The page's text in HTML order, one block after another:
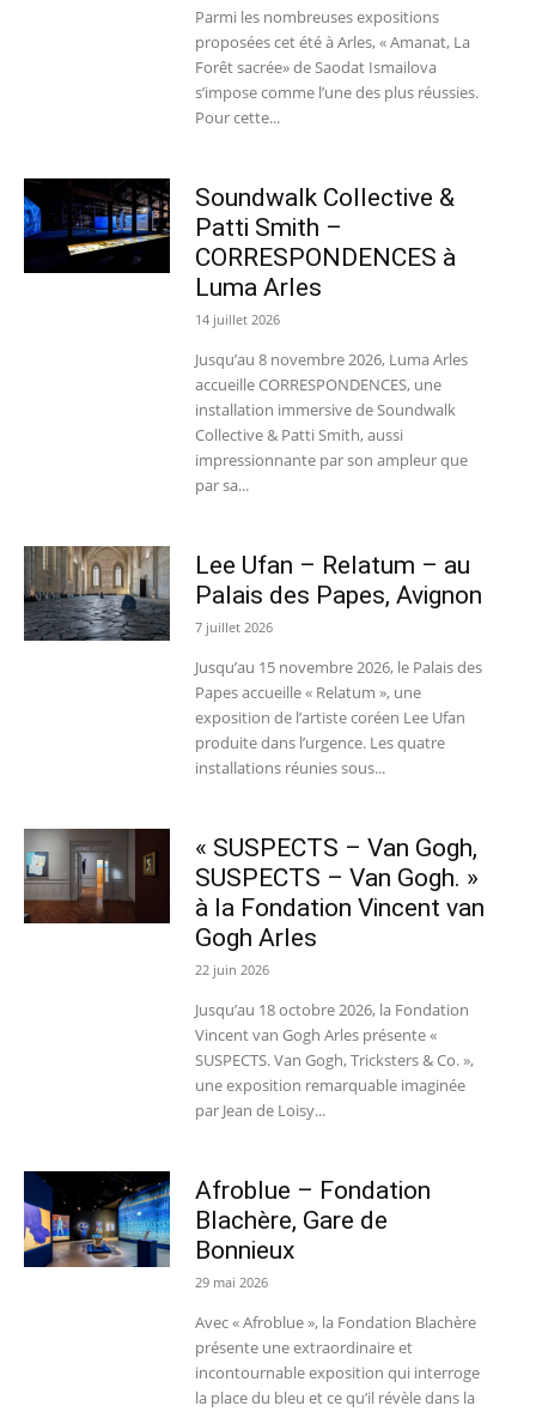
Parmi les nombreuses expositions
proposées cet été à Arles, « Amanat, La
Forêt sacrée» de Saodat Ismailova
s’impose comme l’une des plus réussies.
Pour cette...
Soundwalk Collective &
Patti Smith –
CORRESPONDENCES à
Luma Arles
14 juillet 2026
Jusqu’au 8 novembre 2026, Luma Arles
accueille CORRESPONDENCES, une
installation immersive de Soundwalk
Collective & Patti Smith, aussi
impressionnante par son ampleur que
par sa...
Lee Ufan – Relatum – au
Palais des Papes, Avignon
7 juillet 2026
Jusqu’au 15 novembre 2026, le Palais des
Papes accueille « Relatum », une
exposition de l’artiste coréen Lee Ufan
produite dans l’urgence. Les quatre
installations réunies sous...
« SUSPECTS – Van Gogh,
SUSPECTS – Van Gogh. »
à la Fondation Vincent van
Gogh Arles
22 juin 2026
Jusqu’au 18 octobre 2026, la Fondation
Vincent van Gogh Arles présente «
SUSPECTS. Van Gogh, Tricksters & Co. »,
une exposition remarquable imaginée
par Jean de Loisy...
Afroblue – Fondation
Blachère, Gare de
Bonnieux
29 mai 2026
Avec « Afroblue », la Fondation Blachère
présente une extraordinaire et
incontournable exposition qui interroge
la place du bleu et ce qu’il révèle dans la